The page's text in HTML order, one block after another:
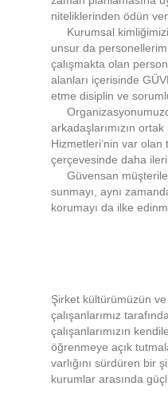
niteliklerinden ödün
Kurumsal
unsur da
çalışmakta olan
alanları içerisinde
etme disiplin ve
arkadaşlarımızın
Hizmetleri’nin var olan
çerçevesinde daha
Güvensan
sunmayı, aynı
korumayı da ilke
Şirket kültürümüzün
çalışanlarımız
çalışanlarımızın
öğrenmeye açık
varlığını sürdüren bir
kurumlar arasında